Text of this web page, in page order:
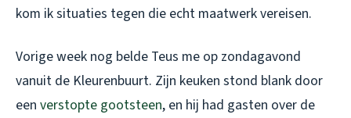
kom ik situaties tegen die echt maatwerk vereisen.
Vorige week nog belde Teus me op zondagavond
vanuit de Kleurenbuurt. Zijn keuken stond blank door
een verstopte gootsteen, en hij had gasten over de